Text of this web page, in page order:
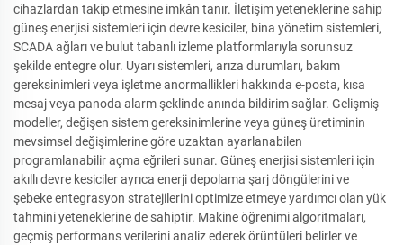
cihazlardan takip etmesine imkân tanır. İletişim yeteneklerine sahip
güneş enerjisi sistemleri için devre kesiciler, bina yönetim sistemleri,
SCADA ağları ve bulut tabanlı izleme platformlarıyla sorunsuz
şekilde entegre olur. Uyarı sistemleri, arıza durumları, bakım
gereksinimleri veya işletme anormallikleri hakkında e-posta, kısa
mesaj veya panoda alarm şeklinde anında bildirim sağlar. Gelişmiş
modeller, değişen sistem gereksinimlerine veya güneş üretiminin
mevsimsel değişimlerine göre uzaktan ayarlanabilen
programlanabilir açma eğrileri sunar. Güneş enerjisi sistemleri için
akıllı devre kesiciler ayrıca enerji depolama şarj döngülerini ve
şebeke entegrasyon stratejilerini optimize etmeye yardımcı olan yük
tahmini yeteneklerine de sahiptir. Makine öğrenimi algoritmaları,
geçmiş performans verilerini analiz ederek örüntüleri belirler ve